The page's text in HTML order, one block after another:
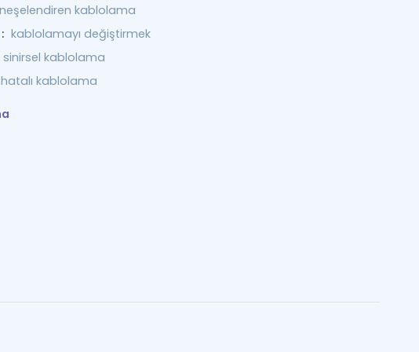
neşelendiren kablolama
kablolamayı değiştirmek
sinirsel kablolama
hatalı kablolama